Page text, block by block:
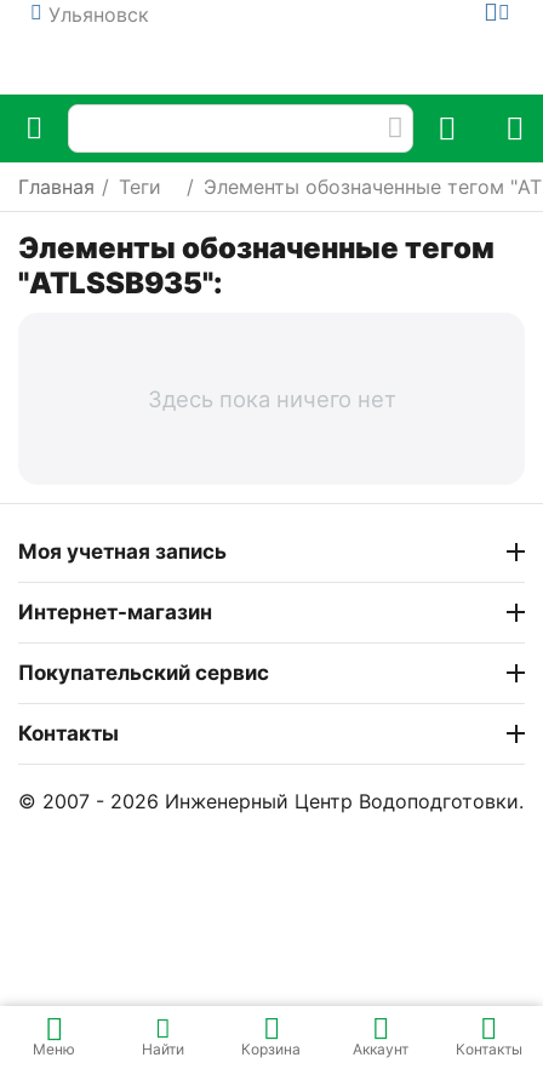
Ульяновск
Главная / Теги / Элементы обозначенные тегом
Элементы обозначенные тегом
"ATLSSB935":
Здесь пока ничего нет
Моя учетная запись
Интернет-магазин
Покупательский сервис
Контакты
© 2007 - 2026 Инженерный Центр Водоподготовки.
Меню Найти Корзина Аккаунт Контакты